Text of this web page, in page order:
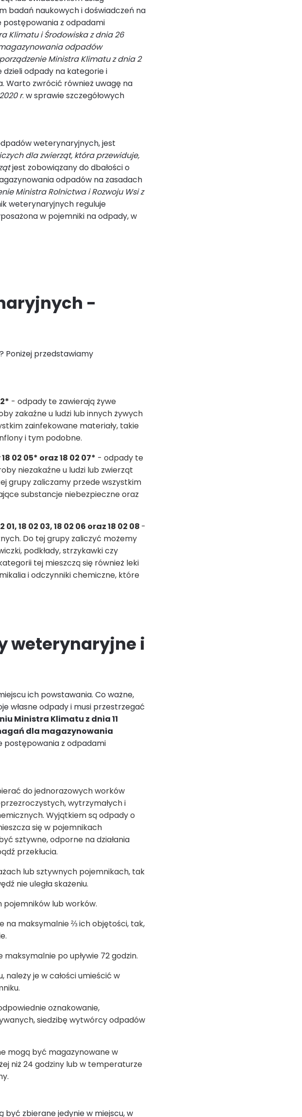
badań naukowych i doświadczeń na
z odpadami
Klimatu i Środowiska z dnia 26
odpadów
Ministra Klimatu z dnia 2
odpady na kategorie i
Warto zwrócić również uwagę na
r. w sprawie szczegółowych
weterynaryjnych, jest
dla zwierząt, która przewiduje,
jest zobowiązany do dbałości o
odpadów na zasadach
Ministra Rolnictwa i Rozwoju Wsi z
weterynaryjnych reguluje
w pojemniki na odpady, w
-
Poniżej przedstawiamy
- odpady te zawierają żywe
zakaźne u ludzi lub innych żywych
zainfekowane materiały, takie
i tym podobne.
02 05* oraz 18 02 07* - odpady te
niezakaźne u ludzi lub zwierząt
grupy zaliczamy przede wszystkim
substancje niebezpieczne oraz
18 02 03, 18 02 06 oraz 18 02 08 -
Do tej grupy zaliczyć możemy
podkłady, strzykawki czy
tej mieszczą się również leki
i odczynniki chemiczne, które
weterynaryjne i
ich powstawania. Co ważne,
własne odpady i musi przestrzegać
Ministra Klimatu z dnia 11
dla magazynowania
postępowania z odpadami
do jednorazowych worków
wytrzymałych i
Wyjątkiem są odpady o
się w pojemnikach
sztywne, odporne na działania
przekłucia.
lub sztywnych pojemnikach, tak
nie uległa skażeniu.
lub worków.
na maksymalnie ⅔ ich objętości, tak,
po upływie 72 godzin.
należy je w całości umieścić w
oznakowanie,
siedzibę wytwórcy odpadów
mogą być magazynowane w
niż 24 godziny lub w temperaturze
zbierane jedynie w miejscu, w